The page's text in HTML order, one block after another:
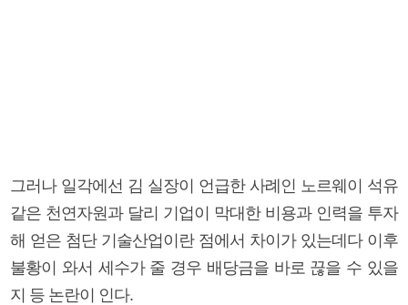
그러나 일각에선 김 실장이 언급한 사례인 노르웨이 석유
같은 천연자원과 달리 기업이 막대한 비용과 인력을 투자
해 얻은 첨단 기술산업이란 점에서 차이가 있는데다 이후
불황이 와서 세수가 줄 경우 배당금을 바로 끊을 수 있을
지 등 논란이 인다.